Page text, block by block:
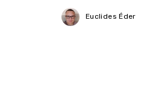
Euclides Éder